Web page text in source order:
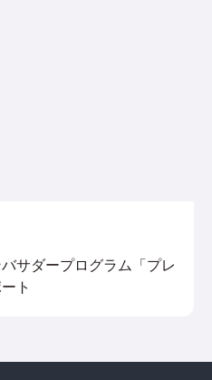
サダープログラム「プレ
ト